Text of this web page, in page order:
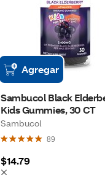
Agregar
Sambucol Black
Kids Gummies, 30 CT
Sambucol
89
$14.79